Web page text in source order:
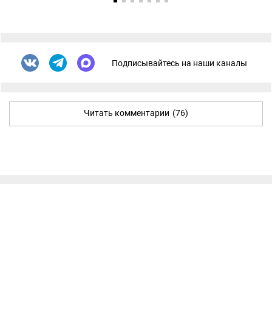
Подписывайтесь на наши каналы
Читать комментарии (76)